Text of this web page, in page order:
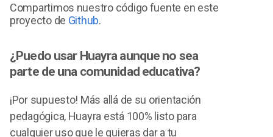
Compartimos nuestro código fuente en este
proyecto de Github.
¿Puedo usar Huayra aunque no sea
parte de una comunidad educativa?
¡Por supuesto! Más allá de su orientación
pedagógica, Huayra está 100% listo para
cualquier uso que le quieras dar a tu